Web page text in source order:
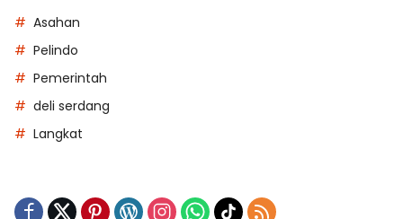
Asahan
Pelindo
Pemerintah
deli serdang
Langkat